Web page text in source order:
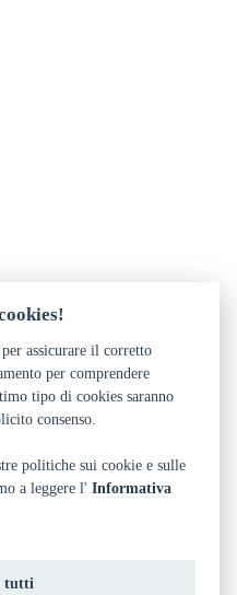
e coordinamento a cura
e Sport
assicurare il corretto
per comprendere
tipo di cookies saranno
consenso.
politiche sui cookie e sulle
a leggere l'Informativa
tutti